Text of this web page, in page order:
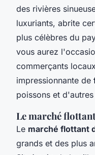
des rivières
luxuriants, abrite
plus célèbres du
vous aurez
commerçants
impressionnante de
poissons et
Le marché
Le marché flottant
grands et des plus